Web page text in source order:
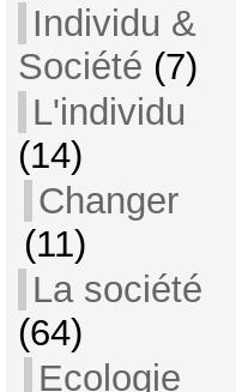
Individu &
Société (7)
L'individu
(14)
Changer
(11)
La société
(64)
Ecologie